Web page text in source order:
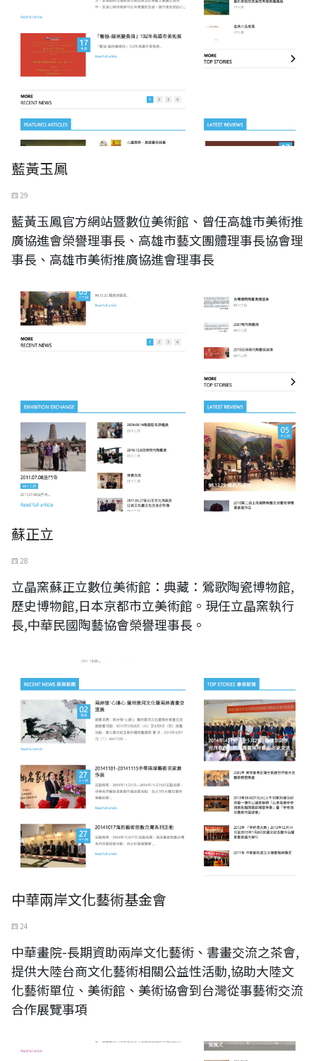
藍黃玉鳳
四 29
藍黃玉鳳官方網站暨數位美術館、曾任高雄市美術推
廣協進會榮譽理事長、高雄市藝文團體理事長協會理
事長、高雄市美術推廣協進會理事長
蘇正立
四 28
立晶窯蘇正立數位美術館：典藏：鶯歌陶瓷博物館,
歷史博物館,日本京都市立美術館。現任立晶窯執行
長,中華民國陶藝協會榮譽理事長。
中華兩岸文化藝術基金會
四 24
中華畫院-長期資助兩岸文化藝術、書畫交流之茶會,
提供大陸台商文化藝術相關公益性活動,協助大陸文
化藝術單位、美術館、美術協會到台灣從事藝術交流
合作展覽事項